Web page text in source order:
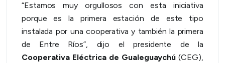
“Estamos muy orgullosos con esta iniciativa
porque es la primera estación de este tipo
instalada por una cooperativa y también la primera
de Entre Ríos”, dijo el presidente de la
Cooperativa Eléctrica de Gualeguaychú (CEG),